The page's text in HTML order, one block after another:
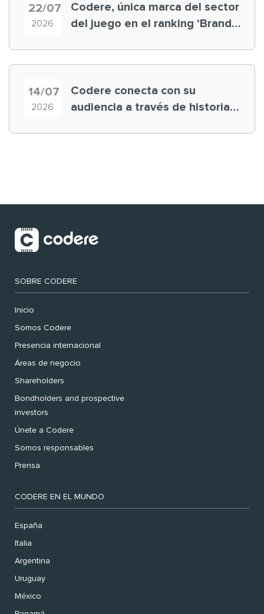
22/07
2026
Codere, única marca del sector
del juego en el ranking ‘Brand
14/07
2026
Codere conecta con su
audiencia a través de historias
SOBRE CODERE
Inicio
Somos Codere
Presencia internacional
Áreas de negocio
Shareholders
Bondholders and prospective
investors
Únete a Codere
Somos responsables
Prensa
CODERE EN EL MUNDO
España
Italia
Argentina
Uruguay
México